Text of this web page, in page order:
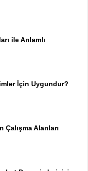
ile Anlamlı
İçin Uygundur?
Alanları